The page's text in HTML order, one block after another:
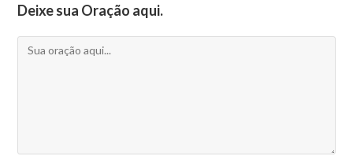
Deixe sua Oração aqui.